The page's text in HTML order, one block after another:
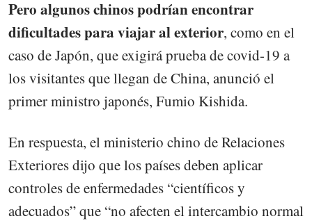
Pero algunos chinos podrían encontrar
dificultades para viajar al exterior, como en el
caso de Japón, que exigirá prueba de covid-19 a
los visitantes que llegan de China, anunció el
primer ministro japonés, Fumio Kishida.
En respuesta, el ministerio chino de Relaciones
Exteriores dijo que los países deben aplicar
controles de enfermedades “científicos y
adecuados” que “no afecten el intercambio normal